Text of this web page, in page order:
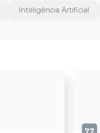
Inteligência Artificial
77